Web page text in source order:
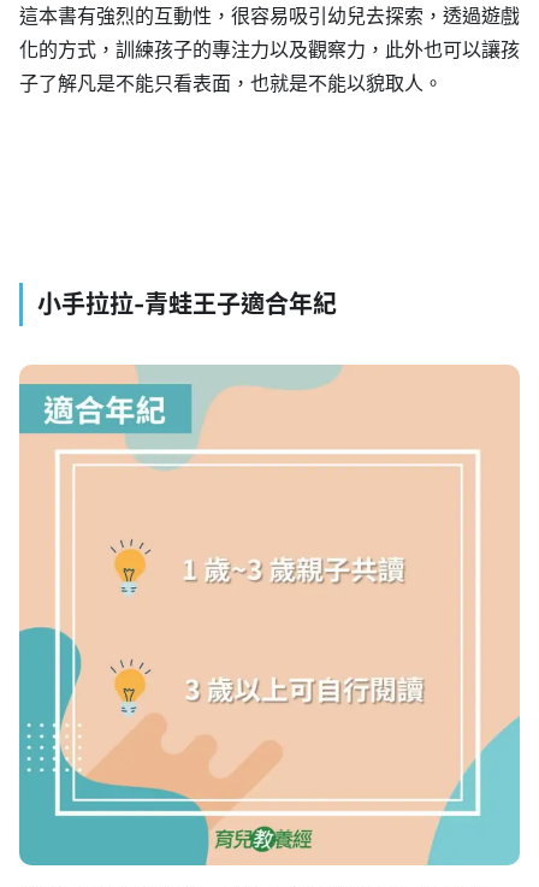
這本書有強烈的互動性，很容易吸引幼兒去探索，透過遊戲
化的方式，訓練孩子的專注力以及觀察力，此外也可以讓孩
子了解凡是不能只看表面，也就是不能以貌取人。
小手拉拉-青蛙王子適合年紀